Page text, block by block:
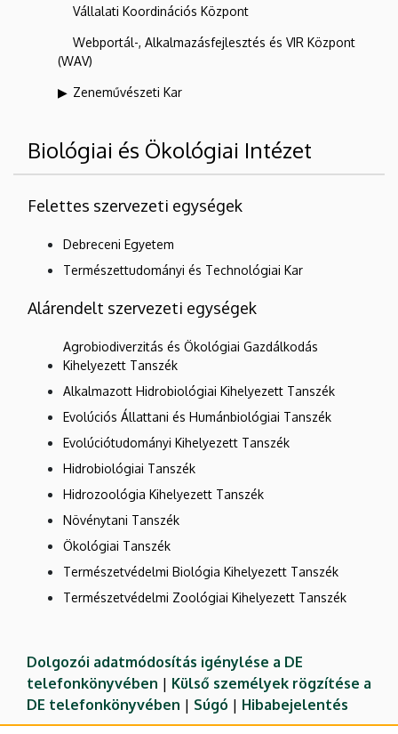
Vállalati Koordinációs Központ
Webportál-, Alkalmazásfejlesztés és VIR Központ
(WAV)
Zeneművészeti Kar
Biológiai és Ökológiai Intézet
Felettes szervezeti egységek
Debreceni Egyetem
Természettudományi és Technológiai Kar
Alárendelt szervezeti egységek
Agrobiodiverzitás és Ökológiai Gazdálkodás
Kihelyezett Tanszék
Alkalmazott Hidrobiológiai Kihelyezett Tanszék
Evolúciós Állattani és Humánbiológiai Tanszék
Evolúciótudományi Kihelyezett Tanszék
Hidrobiológiai Tanszék
Hidrozoológia Kihelyezett Tanszék
Növénytani Tanszék
Ökológiai Tanszék
Természetvédelmi Biológia Kihelyezett Tanszék
Természetvédelmi Zoológiai Kihelyezett Tanszék
Dolgozói adatmódosítás igénylése a DE
telefonkönyvében | Külső személyek rögzítése a
DE telefonkönyvében | Súgó | Hibabejelentés